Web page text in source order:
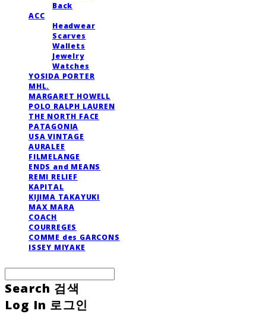
Back
ACC
Headwear
Scarves
Wallets
Jewelry
Watches
YOSIDA PORTER
MHL.
MARGARET HOWELL
POLO RALPH LAUREN
THE NORTH FACE
PATAGONIA
USA VINTAGE
AURALEE
FILMELANGE
ENDS and MEANS
REMI RELIEF
KAPITAL
KIJIMA TAKAYUKI
MAX MARA
COACH
COURREGES
COMME des GARCONS
ISSEY MIYAKE
Search 검색
Log In 로그인